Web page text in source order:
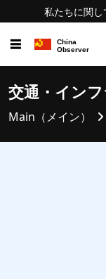
私たちに関し
☰
交通・インフ
Main（メイン）